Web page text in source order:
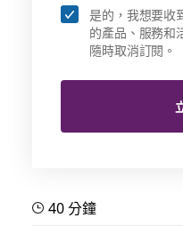
是的，我想要收
的產品、服務和
隨時取消訂閱。
40 分鐘